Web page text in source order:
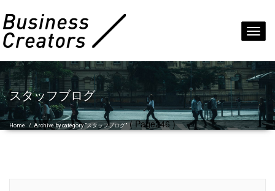
スタッフブログ
Home /Archive by category "スタッフブログ"( Page246 )